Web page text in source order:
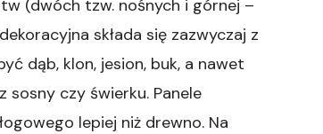
(dwóch tzw. nośnych i górnej –
składa się zazwyczaj z
dąb, klon, jesion, buk, a nawet
czy świerku. Panele
lepiej niż drewno. Na